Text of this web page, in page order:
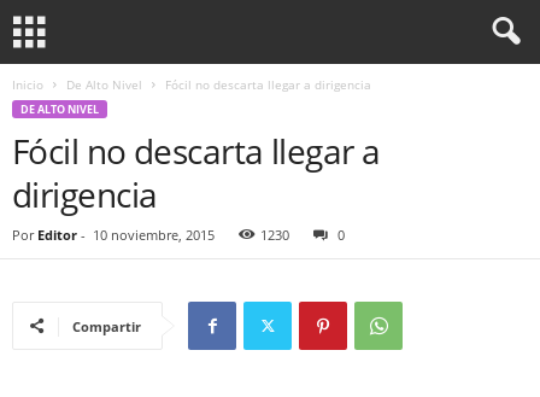
Inicio De Alto Nivel Fócil no descarta llegar a dirigencia
DE ALTO NIVEL
Fócil no descarta llegar a
dirigencia
Por Editor - 10 noviembre, 2015 1230 0
Compartir